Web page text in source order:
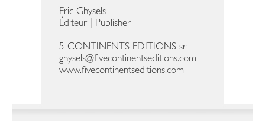
Eric Ghysels
Éditeur | Publisher
5 CONTINENTS EDITIONS srl
ghysels@fivecontinentseditions.com
www.fivecontinentseditions.com